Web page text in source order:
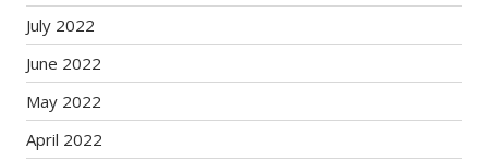
July 2022
June 2022
May 2022
April 2022